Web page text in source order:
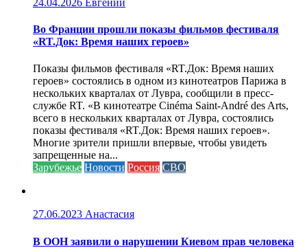
Во Франции прошли показы фильмов фестиваля
«RT.Док: Время наших героев»
Показы фильмов фестиваля «RT.Док: Время наших
героев» состоялись в одном из кинотеатров Парижа в
нескольких кварталах от Лувра, сообщили в пресс-
службе RT. «В кинотеатре Cinéma Saint-André des Arts,
всего в нескольких кварталах от Лувра, состоялись
показы фестиваля «RT.Док: Время наших героев».
Многие зрители пришли впервые, чтобы увидеть
запрещенные на...
Зарубежье Новости Россия СВО
27.06.2023 Анастасия
В ООН заявили о нарушении Киевом прав человека